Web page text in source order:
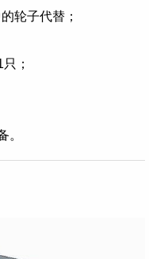
轮子代替；
；
。